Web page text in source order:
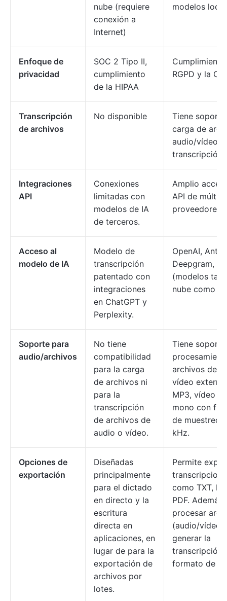
nube (requiere
conexión a
Internet)
modelos
Enfoque de
privacidad
SOC 2 Tipo II,
cumplimiento
de la HIPAA
RGPD y la
Transcripción
de archivos
No disponible
Tiene
carga de
audio/vídeo
transcripción.
Integraciones
API
Conexiones
limitadas con
modelos de IA
de terceros.
Amplio
API de
proveedores
Acceso al
modelo de IA
Modelo de
transcripción
patentado con
integraciones
en ChatGPT y
Perplexity.
OpenAI,
Deepgram,
(modelos
nube como
Soporte para
audio/archivos
No tiene
compatibilidad
para la carga
de archivos ni
para la
transcripción
de archivos de
audio o vídeo.
Tiene
archivos de
vídeo
MP3, vídeo
mono con
de muestreo
kHz.
Opciones de
exportación
Diseñadas
principalmente
para el dictado
en directo y la
escritura
directa en
aplicaciones, en
lugar de para la
exportación de
archivos por
lotes.
Permite
como TXT,
PDF.
procesar
(audio/vídeo)
generar la
transcripción
formato de